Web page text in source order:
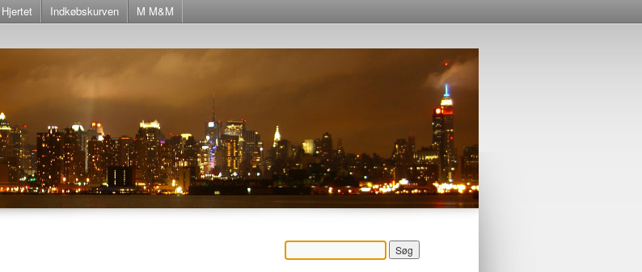
Hjertet Indkøbskurven M M&M